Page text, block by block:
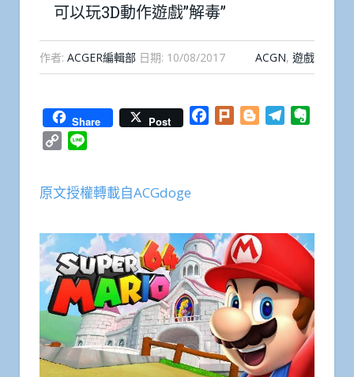
可以玩3D動作遊戲”解毒”
作者: ACGER編輯部 日期: 10/08/2017 ACGN, 遊戲
Share Post Facebook
Plurk BloggerTelegram
Copy
原文授權轉載自ACGdoge